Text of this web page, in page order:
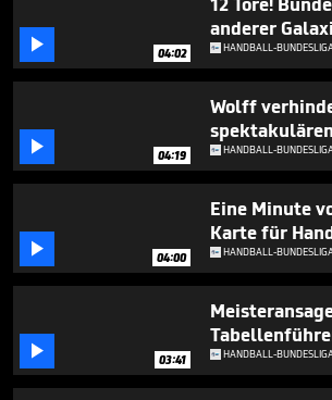
minutes,
seconds
 04:02
anderer
HANDBALL-
 04:19
Wolff
HANDBALL-
 04:00
Eine Minute
Karte für
HANDBALL-
 03:41 HANDBALL-